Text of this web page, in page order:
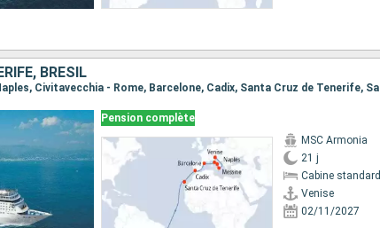
BRÉSIL
Pension complète
MSC Armonia
21 j
Cabine standard
Venise
02/11/2027